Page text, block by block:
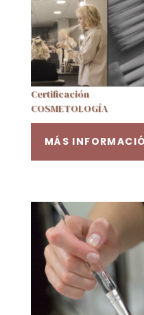
Certificación
COSMETOLOGÍA
MÁS